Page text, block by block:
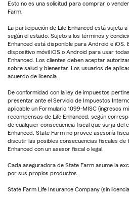
Esto no es una solicitud para comprar o
Farm.
La participación de Life Enhanced está sujeta
según el estado. Sujeto a los términos y
Enhanced está disponible para Android e iOS.
dispositivo móvil iOS o Android para usar
Enhanced. Los clientes deben aceptar
sobre salud y bienestar. Los usuarios de
acuerdo de licencia.
De conformidad con la ley de impuestos
presentar ante el Servicio de Impuestos
aplicable un Formulario 1099-MISC (ingresos
recompensas de Life Enhanced, según
de cualquier consecuencia fiscal que surja del
Enhanced. State Farm no provee asesoría
discutir las posibles consecuencias fiscales de
Enhanced con un asesor fiscal o legal.
Cada aseguradora de State Farm asume la
por sus propios productos.
State Farm Life Insurance Company (sin